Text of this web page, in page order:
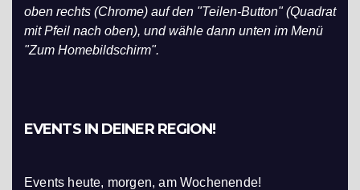
oben rechts (Chrome) auf den "Teilen-Button" (Quadrat
mit Pfeil nach oben), und wähle dann unten im Menü
"Zum Homebildschirm".
EVENTS IN DEINER REGION!
Events heute, morgen, am Wochenende!